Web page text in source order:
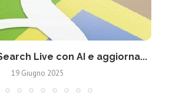
Live con AI e aggiorna...
19 Giugno 2025